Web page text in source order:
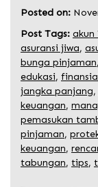
Posted on:
Post Tags: akun
asuransi jiwa,
bunga pinjaman,
edukasi,
jangka panjang,
keuangan,
pemasukan
pinjaman,
keuangan,
tabungan, tips,